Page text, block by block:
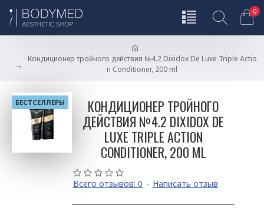
0
Кондиционер тройного действия №4.2 Dixidox De Luxe Triple Actio
n Conditioner, 200 ml
БЕСТСЕЛЛЕРЫ
КОНДИЦИОНЕР ТРОЙНОГО
ДЕЙСТВИЯ №4.2 DIXIDOX DE
LUXE TRIPLE ACTION
CONDITIONER, 200 ML
Всего отзывов: 0 - Написать отзыв